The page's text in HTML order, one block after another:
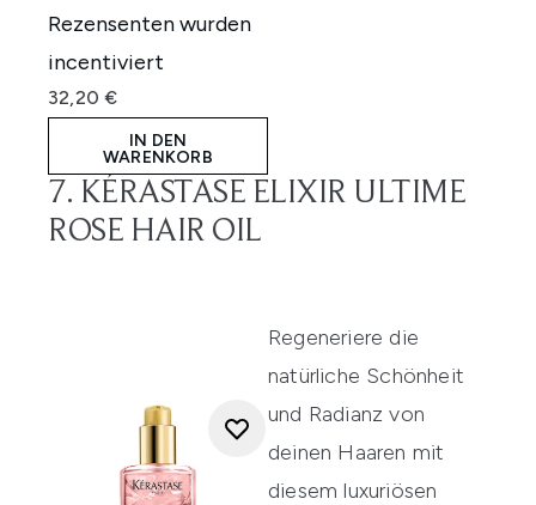
Rezensenten wurden
incentiviert
32,20 €
IN DEN
WARENKORB
7. KÉRASTASE ELIXIR ULTIME
ROSE HAIR OIL
Regeneriere die
natürliche Schönheit
und Radianz von
deinen Haaren mit
diesem luxuriösen